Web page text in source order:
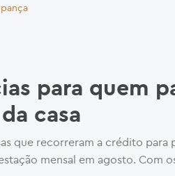
para quem
casa
que recorreram a crédito para
mensal em agosto. Com